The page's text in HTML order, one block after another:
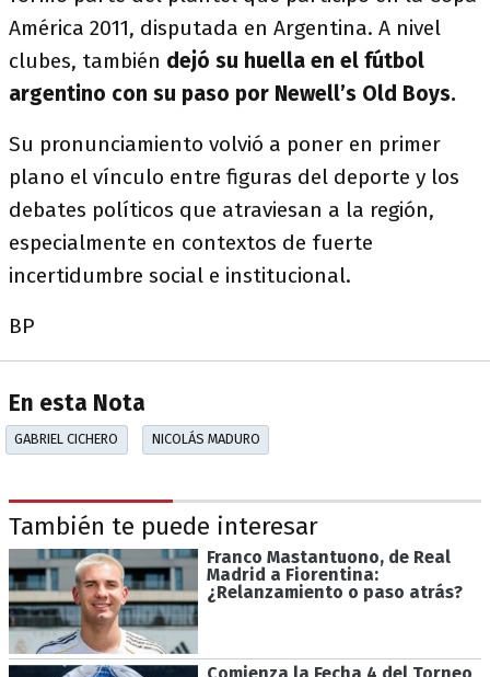
América 2011, disputada en Argentina. A nivel
clubes, también dejó su huella en el fútbol
argentino con su paso por Newell’s Old Boys.
Su pronunciamiento volvió a poner en primer
plano el vínculo entre figuras del deporte y los
debates políticos que atraviesan a la región,
especialmente en contextos de fuerte
incertidumbre social e institucional.
BP
En esta Nota
GABRIEL CICHERO NICOLÁS MADURO
También te puede interesar
Franco Mastantuono, de Real
Madrid a Fiorentina:
¿Relanzamiento o paso atrás?